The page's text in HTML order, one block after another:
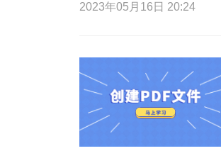
2023年05月16日 20:24